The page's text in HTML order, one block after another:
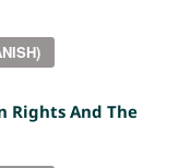
Rights And The